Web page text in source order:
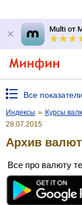
Multi от
Все показатели
Индексы » Курсы
28.07.2015
Архив
Все про валюту